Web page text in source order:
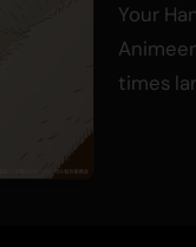
Your
times